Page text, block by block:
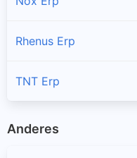
Rhenus Erp
TNT Erp
Anderes